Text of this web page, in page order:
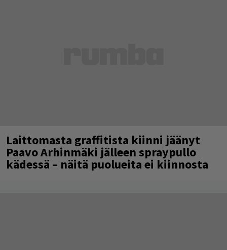
Laittomasta graffitista kiinni jäänyt
Paavo Arhinmäki jälleen spraypullo
kädessä – näitä puolueita ei kiinnosta